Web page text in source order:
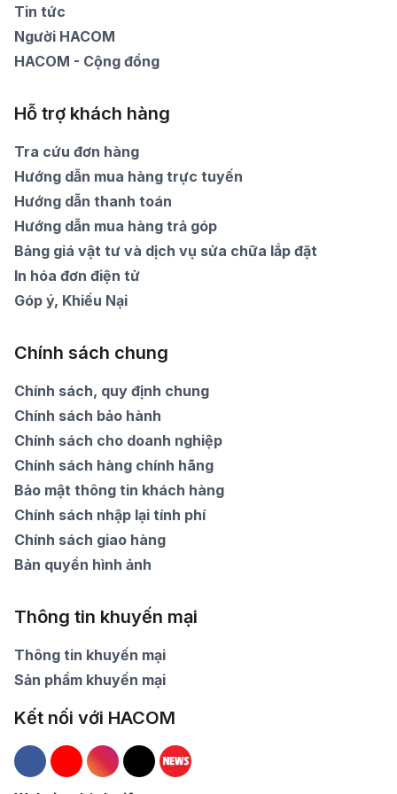
Tin tức
Người HACOM
HACOM - Cộng đồng
Hỗ trợ khách hàng
Tra cứu đơn hàng
Hướng dẫn mua hàng trực tuyến
Hướng dẫn thanh toán
Hướng dẫn mua hàng trả góp
Bảng giá vật tư và dịch vụ sửa chữa lắp đặt
In hóa đơn điện tử
Góp ý, Khiếu Nại
Chính sách chung
Chính sách, quy định chung
Chính sách bảo hành
Chính sách cho doanh nghiệp
Chính sách hàng chính hãng
Bảo mật thông tin khách hàng
Chính sách nhập lại tính phí
Chính sách giao hàng
Bản quyền hình ảnh
Thông tin khuyến mại
Thông tin khuyến mại
Sản phẩm khuyến mại
Kết nối với HACOM
Hacom Facebook
Hacom YouTube
Hacom Instagram
Hacom TikTok